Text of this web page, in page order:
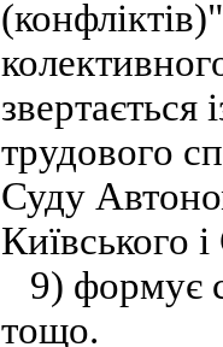
трудового
Суду
Київського
9) формує
тощо.